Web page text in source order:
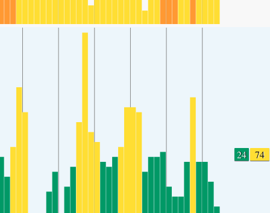
24 74